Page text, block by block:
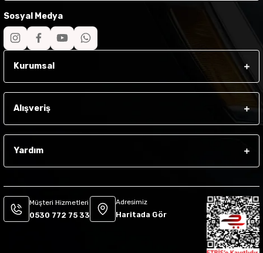
Sosyal Medya
Kurumsal
Alışveriş
Yardım
Müşteri Hizmetleri
0530 772 75 33
Adresimiz
Haritada Gör